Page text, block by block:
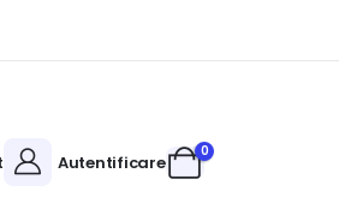
Autentificare
0